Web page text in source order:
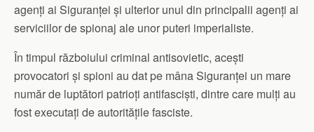
agenți ai Siguranței și ulterior unul din principalii agenți ai
serviciilor de spionaj ale unor puteri imperialiste.
În timpul războiului criminal antisovietic, acești
provocatori și spioni au dat pe mâna Siguranței un mare
număr de luptători patrioți antifasciști, dintre care mulți au
fost executați de autoritățile fasciste.